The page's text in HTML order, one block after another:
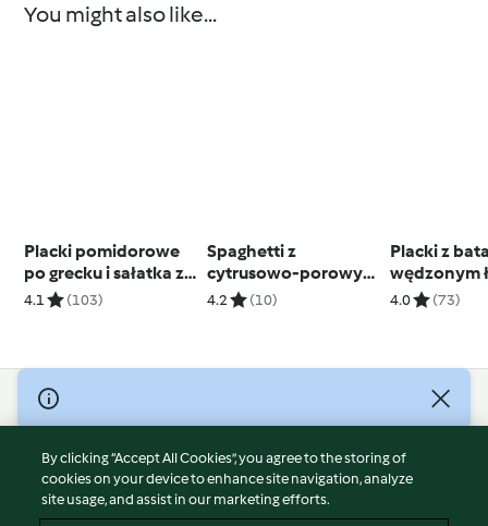
You might also like...
Placki pomidorowe
po grecku i sałatka z
rumienioną
4.1 (103)
Spaghetti z
cytrusowo-porowym
pesto (TM7)
4.2 (10)
Placki z
wędzonym
(TM6, TM7)
4.0 (73)
© Copyright 2026
Terms of Service
Privacy Policy
Disclaimer
By clicking “Accept All Cookies”, you agree to the storing of
cookies on your device to enhance site navigation, analyze
site usage, and assist in our marketing efforts.